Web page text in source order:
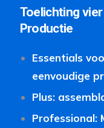
Toelichting vier
Productie
Essentials
eenvoudige
Plus:
Professional: